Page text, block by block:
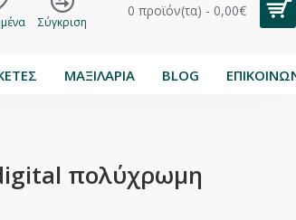
Σύγκριση
0 προϊόν(τα) - 0,00€
ΜΑΞΙΛΑΡΙΑ BLOG
πολύχρωμη